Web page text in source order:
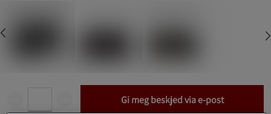
Gi meg beskjed via e-post